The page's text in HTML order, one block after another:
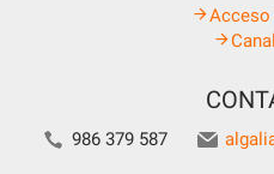
Acceso
986 379 587